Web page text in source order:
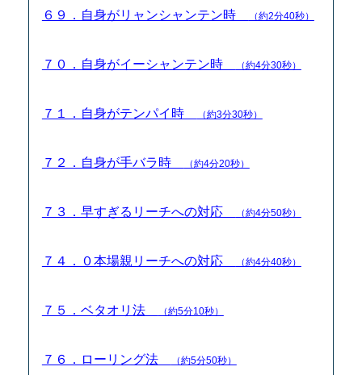
６９．自身がリャンシャンテン時 （約2分40秒）
７０．自身がイーシャンテン時 （約4分30秒）
７１．自身がテンパイ時 （約3分30秒）
７２．自身が手バラ時 （約4分20秒）
７３．早すぎるリーチへの対応 （約4分50秒）
７４．０本場親リーチへの対応 （約4分40秒）
７５．ベタオリ法 （約5分10秒）
７６．ローリング法 （約5分50秒）